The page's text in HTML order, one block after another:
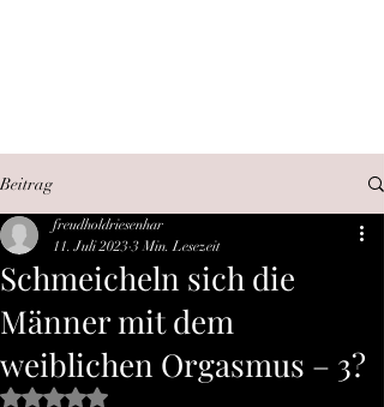
Beitrag
Schmeicheln sich die
Männer mit dem
weiblichen Orgasmus – 3?
freudholdriesenhar
11. Juli 2023 3 Min. Lesezeit
Mit NaN von 5 Sternen bewertet.